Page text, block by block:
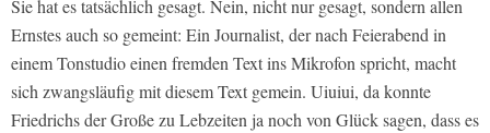
Sie hat es tatsächlich gesagt. Nein, nicht nur gesagt, sondern allen
Ernstes auch so gemeint: Ein Journalist, der nach Feierabend in
einem Tonstudio einen fremden Text ins Mikrofon spricht, macht
sich zwangsläufig mit diesem Text gemein. Uiuiui, da konnte
Friedrichs der Große zu Lebzeiten ja noch von Glück sagen, dass es